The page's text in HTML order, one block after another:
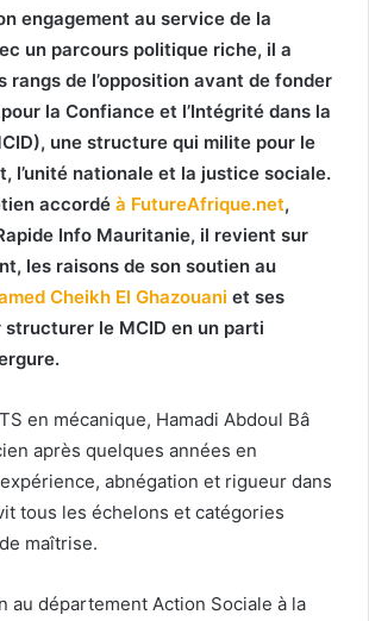
engagement au service de la
un parcours politique riche, il a
rangs de l’opposition avant de fonder
la Confiance et l’Intégrité dans la
une structure qui milite pour le
l’unité nationale et la justice sociale.
accordé à FutureAfrique.net,
Info Mauritanie, il revient sur
les raisons de son soutien au
Cheikh El Ghazouani et ses
le MCID en un parti
en mécanique, Hamadi Abdoul Bâ
après quelques années en
abnégation et rigueur dans
tous les échelons et catégories
maîtrise.
au département Action Sociale à la